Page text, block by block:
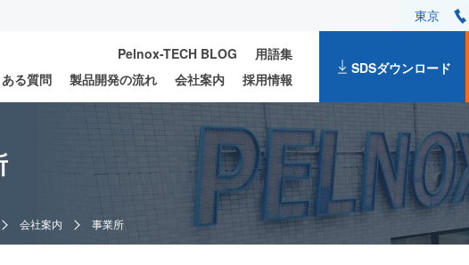
東京
Pelnox-TECH BLOG
用語集
る質問 製品開発の流れ 会社案内 採用情報
SDSダウンロード
会社案内 事業所